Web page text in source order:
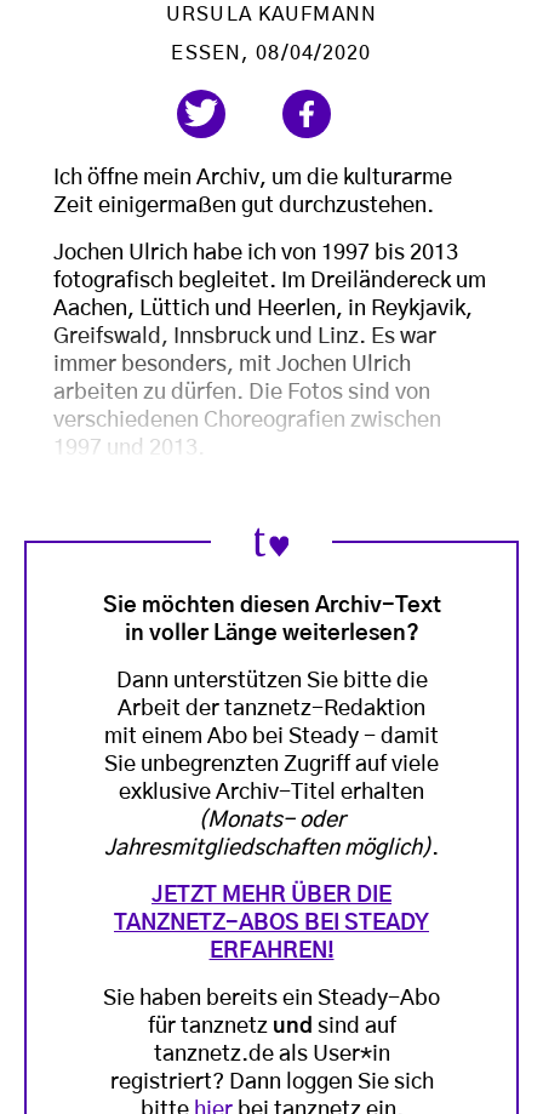
URSULA KAUFMANN
ESSEN , 08/04/2020
Ich öffne mein Archiv, um die kulturarme
Zeit einigermaßen gut durchzustehen.
Jochen Ulrich habe ich von 1997 bis 2013
fotografisch begleitet. Im Dreiländereck um
Aachen, Lüttich und Heerlen, in Reykjavik,
Greifswald, Innsbruck und Linz. Es war
immer besonders, mit Jochen Ulrich
arbeiten zu dürfen. Die Fotos sind von
verschiedenen Choreografien zwischen
1997 und 2013.
Sie möchten diesen Archiv-Text
in voller Länge weiterlesen?
Dann unterstützen Sie bitte die
Arbeit der tanznetz-Redaktion
mit einem Abo bei Steady - damit
Sie unbegrenzten Zugriff auf viele
exklusive Archiv-Titel erhalten
(Monats- oder
Jahresmitgliedschaften möglich).
JETZT MEHR ÜBER DIE
TANZNETZ-ABOS BEI STEADY
ERFAHREN!
Sie haben bereits ein Steady-Abo
für tanznetz und sind auf
tanznetz.de als User*in
registriert? Dann loggen Sie sich